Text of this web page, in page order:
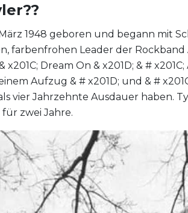
1948 geboren und begann mit
farbenfrohen Leader der Rockband
Dream On & x201D; & #
Aufzug & # x201D; und & #
vier Jahrzehnte Ausdauer haben.
zwei Jahre.